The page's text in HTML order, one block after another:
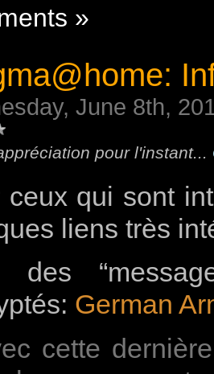
»
June 8th,
pour l'instant...
ceux qui sont
liens très
des
German
cette